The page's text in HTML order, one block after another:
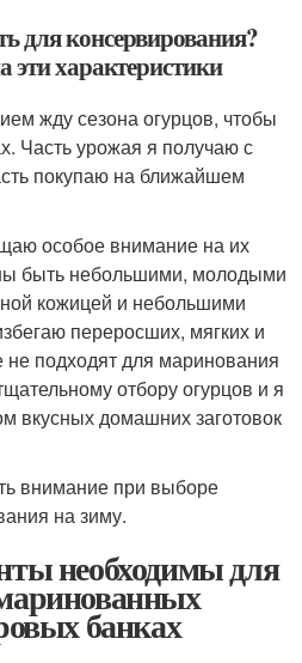
для консервирования?
эти характеристики
жду сезона огурцов, чтобы
Часть урожая я получаю с
покупаю на ближайшем
особое внимание на их
быть небольшими, молодыми
кожицей и небольшими
переросших, мягких и
не подходят для маринования
отбору огурцов и я
вкусных домашних заготовок
внимание при выборе
на зиму.
необходимы для
банках